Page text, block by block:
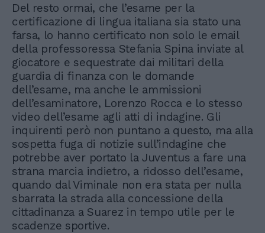
Del resto ormai, che l’esame per la
certificazione di lingua italiana sia stato una
farsa, lo hanno certificato non solo le email
della professoressa Stefania Spina inviate al
giocatore e sequestrate dai militari della
guardia di finanza con le domande
dell’esame, ma anche le ammissioni
dell’esaminatore, Lorenzo Rocca e lo stesso
video dell’esame agli atti di indagine. Gli
inquirenti però non puntano a questo, ma alla
sospetta fuga di notizie sull’indagine che
potrebbe aver portato la Juventus a fare una
strana marcia indietro, a ridosso dell’esame,
quando dal Viminale non era stata per nulla
sbarrata la strada alla concessione della
cittadinanza a Suarez in tempo utile per le
scadenze sportive.